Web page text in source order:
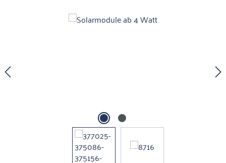
Bildergalerie überspringen